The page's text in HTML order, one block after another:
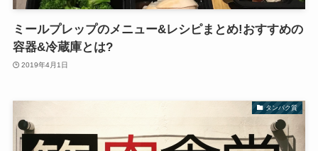
ミールプレップのメニュー&レシピまとめ!おすすめの
容器&冷蔵庫とは?
2019年4月1日
タンパク質